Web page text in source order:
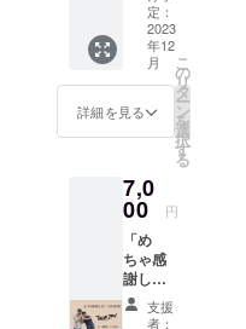
ショッ
プ寿屋|
紀の
羽〉
・若
アユモ
ドキ 3
更する
場合が
ござい
ます。
原材料
及び添
加物等
の食品
画像は
イメー
ジで
す。 -内
容- •ぷ
らっ都
巾着袋
(ナチュ
ラル)
1個 (サ
イズ単
位㎝：
本体/約
W26×H
迎！ 応
援した
いけれ
ど返礼
品は最
小限が
良いと
いう支
のため
に、ご
用意い
たしま
した。
私たち
を応援
してく
定：
2023
年12
月
詳細を見る
こ
の
リ
タ
ー
ン
を
選
択
す
る
7,0
00 円
「め
ちゃ感
謝しま
す！お
礼動支援
者：